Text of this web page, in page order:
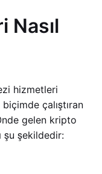
Nasıl
hizmetleri
çalıştıran
gelen kripto
şu şekildedir: